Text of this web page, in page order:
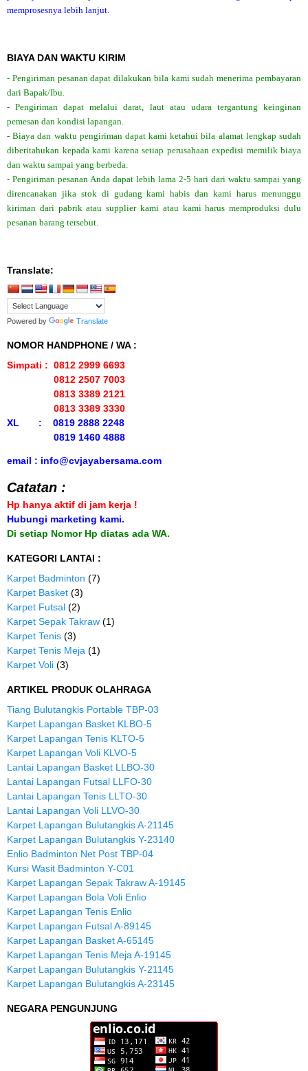
memprosesnya lebih lanjut.
BIAYA DAN WAKTU KIRIM
- Pengiriman pesanan dapat dilakukan bila kami sudah menerima pembayaran
dari Bapak/Ibu.
- Pengiriman dapat melalui darat, laut atau udara tergantung keinginan
pemesan dan kondisi lapangan.
- Biaya dan waktu pengiriman dapat kami ketahui bila alamat lengkap sudah
diberitahukan kepada kami karena setiap perusahaan expedisi memilik biaya
dan waktu sampai yang berbeda.
- Pengiriman pesanan Anda dapat lebih lama 2-5 hari dari waktu sampai yang
direncanakan jika stok di gudang kami habis dan kami harus menunggu
kiriman dari pabrik atau supplier kami atau kami harus memproduksi dulu
pesanan barang tersebut.
Translate:
Powered by Translate
NOMOR HANDPHONE / WA :
Simpati : 0812 2999 6693
0812 2507 7003
0813 3389 2121
0813 3389 3330
XL : 0819 2888 2248
0819 1460 4888
email : info@cvjayabersama.com
Catatan :
Hp hanya aktif di jam kerja !
Hubungi marketing kami.
Di setiap Nomor Hp diatas ada WA.
KATEGORI LANTAI :
Karpet Badminton (7)
Karpet Basket (3)
Karpet Futsal (2)
Karpet Sepak Takraw (1)
Karpet Tenis (3)
Karpet Tenis Meja (1)
Karpet Voli (3)
ARTIKEL PRODUK OLAHRAGA
Tiang Bulutangkis Portable TBP-03
Karpet Lapangan Basket KLBO-5
Karpet Lapangan Tenis KLTO-5
Karpet Lapangan Voli KLVO-5
Lantai Lapangan Basket LLBO-30
Lantai Lapangan Futsal LLFO-30
Lantai Lapangan Tenis LLTO-30
Lantai Lapangan Voli LLVO-30
Karpet Lapangan Bulutangkis A-21145
Karpet Lapangan Bulutangkis Y-23140
Enlio Badminton Net Post TBP-04
Kursi Wasit Badminton Y-C01
Karpet Lapangan Sepak Takraw A-19145
Karpet Lapangan Bola Voli Enlio
Karpet Lapangan Tenis Enlio
Karpet Lapangan Futsal A-89145
Karpet Lapangan Basket A-65145
Karpet Lapangan Tenis Meja A-19145
Karpet Lapangan Bulutangkis Y-21145
Karpet Lapangan Bulutangkis A-23145
NEGARA PENGUNJUNG